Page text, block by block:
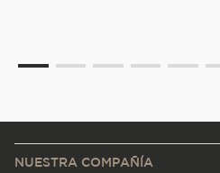
NUESTRA COMPAÑÍA